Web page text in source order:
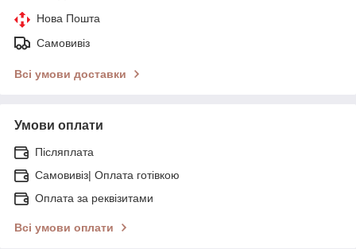
Нова Пошта
Самовивіз
Всі умови доставки
Умови оплати
Післяплата
Самовивіз| Оплата готівкою
Оплата за реквізитами
Всі умови оплати